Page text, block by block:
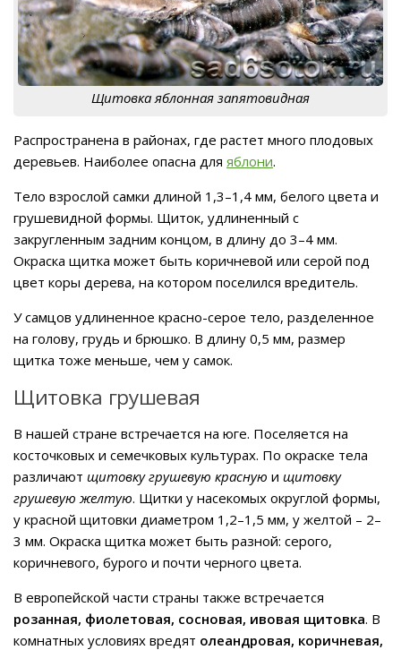
Щитовка яблонная запятовидная
Распространена в районах, где растет много плодовых
деревьев. Наиболее опасна для яблони.
Тело взрослой самки длиной 1,3–1,4 мм, белого цвета и
грушевидной формы. Щиток, удлиненный с
закругленным задним концом, в длину до 3–4 мм.
Окраска щитка может быть коричневой или серой под
цвет коры дерева, на котором поселился вредитель.
У самцов удлиненное красно-серое тело, разделенное
на голову, грудь и брюшко. В длину 0,5 мм, размер
щитка тоже меньше, чем у самок.
Щитовка грушевая
В нашей стране встречается на юге. Поселяется на
косточковых и семечковых культурах. По окраске тела
различают щитовку грушевую красную и щитовку
грушевую желтую. Щитки у насекомых округлой формы,
у красной щитовки диаметром 1,2–1,5 мм, у желтой – 2–
3 мм. Окраска щитка может быть разной: серого,
коричневого, бурого и почти черного цвета.
В европейской части страны также встречается
розанная, фиолетовая, сосновая, ивовая щитовка. В
комнатных условиях вредят олеандровая, коричневая,